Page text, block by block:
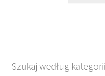
Szukaj według kategorii